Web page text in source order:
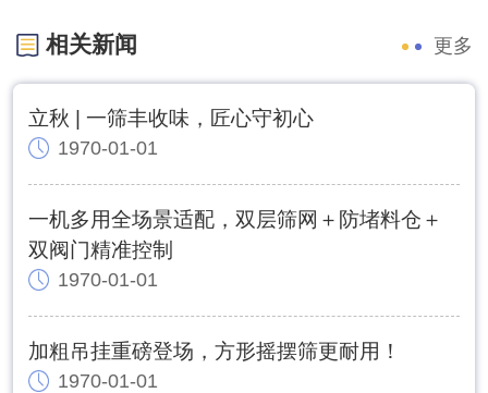
相关新闻 更多
立秋 | 一筛丰收味，匠心守初心
1970-01-01
一机多用全场景适配，双层筛网＋防堵料仓＋
双阀门精准控制
1970-01-01
加粗吊挂重磅登场，方形摇摆筛更耐用！
1970-01-01